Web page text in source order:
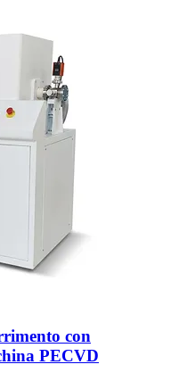
con
PECVD